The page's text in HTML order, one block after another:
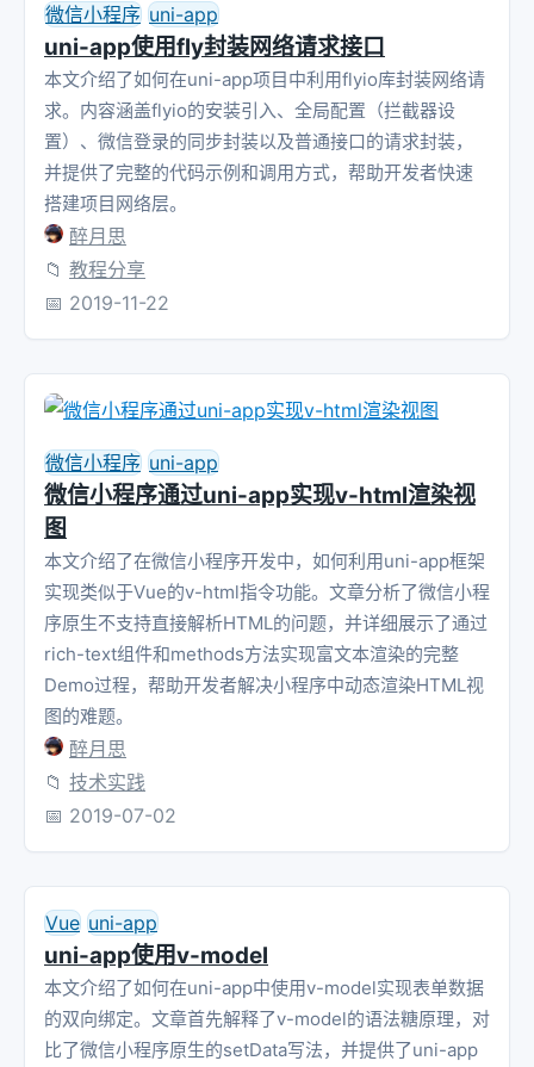
微信小程序 uni-app
uni-app使用fly封装网络请求接口
本文介绍了如何在uni-app项目中利用flyio库封装网络请
求。内容涵盖flyio的安装引入、全局配置（拦截器设
置）、微信登录的同步封装以及普通接口的请求封装，
并提供了完整的代码示例和调用方式，帮助开发者快速
搭建项目网络层。
醉月思
📁 教程分享
📅 2019-11-22
微信小程序 uni-app
微信小程序通过uni-app实现v-html渲染视
图
本文介绍了在微信小程序开发中，如何利用uni-app框架
实现类似于Vue的v-html指令功能。文章分析了微信小程
序原生不支持直接解析HTML的问题，并详细展示了通过
rich-text组件和methods方法实现富文本渲染的完整
Demo过程，帮助开发者解决小程序中动态渲染HTML视
图的难题。
醉月思
📁 技术实践
📅 2019-07-02
Vue uni-app
uni-app使用v-model
本文介绍了如何在uni-app中使用v-model实现表单数据
的双向绑定。文章首先解释了v-model的语法糖原理，对
比了微信小程序原生的setData写法，并提供了uni-app